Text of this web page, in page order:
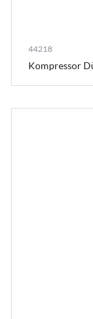
44218
Kompressor